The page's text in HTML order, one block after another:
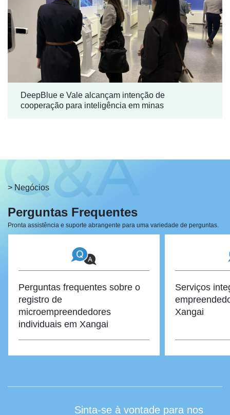
DeepBlue e Vale alcançam intenção de
cooperação para inteligência em minas
> Negócios
Perguntas Frequentes
Pronta assistência e suporte abrangente para uma variedade de perguntas.
Perguntas frequentes sobre o
registro de
microempreendedores
individuais em Xangai
Serviços
Xangai
Sinta-se à vontade para nos